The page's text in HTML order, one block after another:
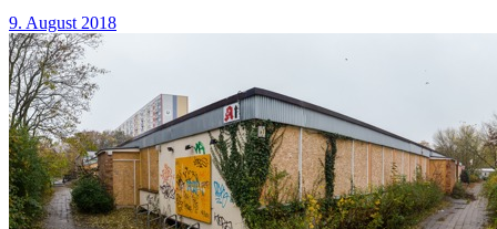
9. August 2018